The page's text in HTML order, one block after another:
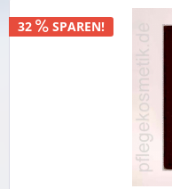
32 SPAREN!